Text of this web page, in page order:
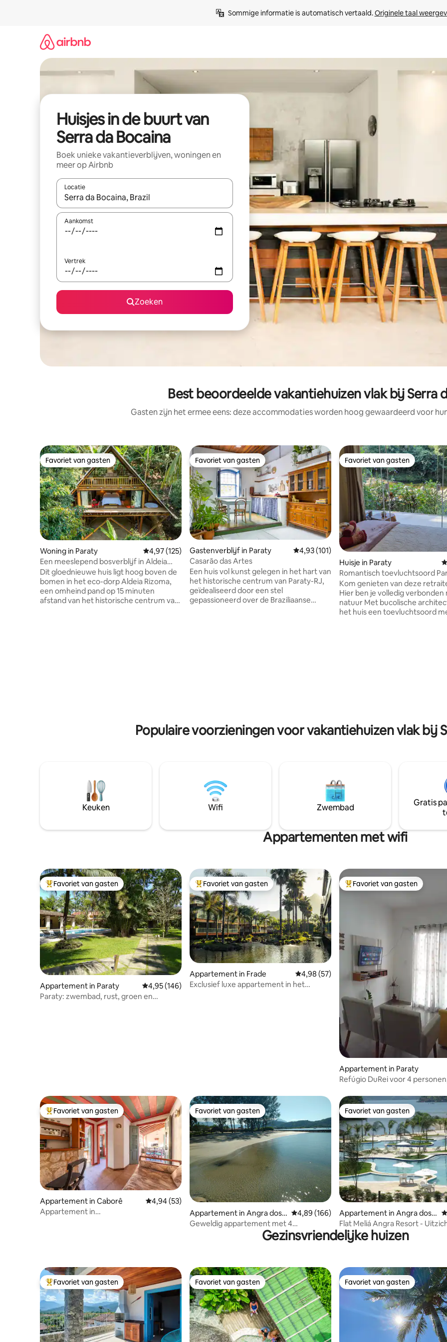
Sommige informatie is automatisch vertaald. Originele taal
Huisjes in de buurt van
Serra da Bocaina
Boek unieke vakantieverblijven, woningen en
meer op Airbnb
Locatie
Wanneer er suggesties beschikbaar zijn, maak je een keuze met je de pijltjestoetsen omhoog en omlaag, óf door te
Aankomst
Vertrek
Zoeken
Best beoordeelde vakantiehuizen vlak bij Serra
Gasten zijn het ermee eens: deze accommodaties worden hoog gewaardeerd voor
Favoriet van gasten
Favoriet van gasten
Woning in Paraty Gemiddelde beoordeling van 4,97 uit 5, 125 recensies
4,97 (125)
Een meeslepend bosverblijf in Aldeia
Rizoma
Dit gloednieuwe huis ligt hoog boven de
bomen in het eco-dorp Aldeia Rizoma,
een omheind pand op 15 minuten
afstand van het historische centrum van
Favoriet van gasten
Favoriet van gasten
Gastenverblijf in Paraty Gemiddelde beoordeling van 4,93 uit 5, 101
4,93 (101)
Casarão das Artes
Een huis vol kunst gelegen in het hart van
het historische centrum van Paraty-RJ,
geïdealiseerd door een stel
gepassioneerd over de Braziliaanse
Favoriet van gasten
Favoriet van gasten
Huisje in Paraty
Romantisch toevluchtsoord
de rivier met terras en open
Kom genieten van deze
Hier ben je volledig verbonden
natuur Met bucolische
het huis een toevluchtsoord
Populaire voorzieningen voor vakantiehuizen vlak bij
Keuken Wifi Zwembad
Gratis
Appartementen met wifi
Topfavoriet van gasten
Favoriet van gasten
Appartement in Paraty Gemiddelde beoordeling van 4,95 uit 5, 146 recensies
4,95 (146)
Paraty: zwembad, rust, groen en
Topfavoriet van gasten
Favoriet van gasten
Appartement in Frade Gemiddelde beoordeling van 4,98 uit 5, 57
4,98 (57)
Exclusief luxe appartement in het
Topfavoriet van gasten
Favoriet van gasten
Appartement in Paraty
Refúgio DuRei voor 4
Topfavoriet van gasten
Favoriet van gasten
Appartement in Caborê Gemiddelde beoordeling van 4,94 uit 5, 53 recensies
4,94 (53)
Appartement in
Favoriet van gasten
Favoriet van gasten
Appartement in Angra dos
Reis
Gemiddelde beoordeling van 4,89 uit 5, 166
4,89 (166)
Geweldig appartement met 4
slaapkamers en uitzicht op zee
Favoriet van gasten
Favoriet van gasten
Appartement in Angra dos R
eis
Flat Meliá Angra Resort -
Gezinsvriendelijke huizen
Topfavoriet van gasten
Favoriet van gasten Favoriet van gasten
Favoriet van gasten Favoriet van gasten
Favoriet van gasten